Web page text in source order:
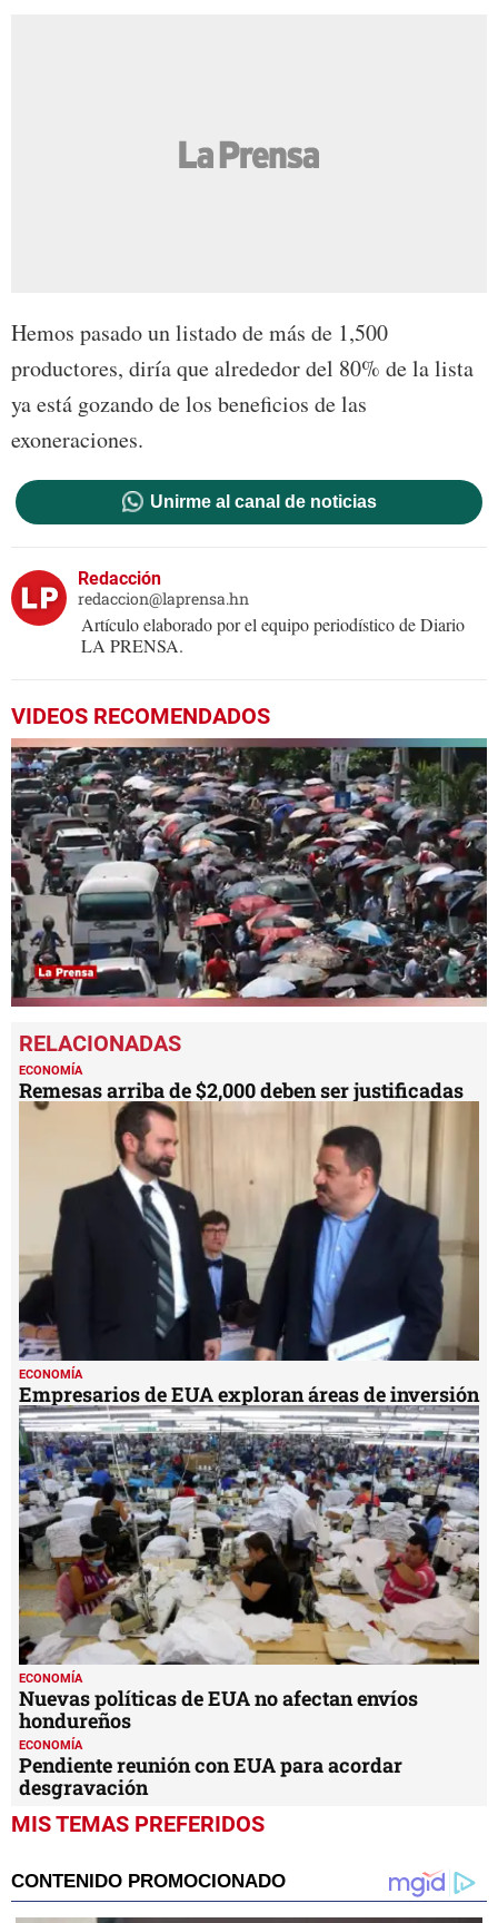
Hemos pasado un listado de más de 1,500
productores, diría que alrededor del 80% de la lista
ya está gozando de los beneficios de las
exoneraciones.
Unirme al canal de noticias
Redacción
redaccion@laprensa.hn
Artículo elaborado por el equipo periodístico de Diario
LA PRENSA.
VIDEOS RECOMENDADOS
seconds
of
4
minutes,
3
ECONOMÍA
Remesas arriba de $2,000 deben ser justificadas
ECONOMÍA
Empresarios de EUA exploran áreas de inversión
ECONOMÍA
Nuevas políticas de EUA no afectan envíos
hondureños
ECONOMÍA
Pendiente reunión con EUA para acordar
desgravación
MIS TEMAS PREFERIDOS